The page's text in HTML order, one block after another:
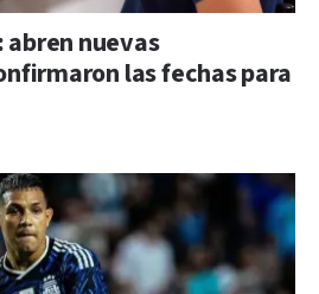
abren nuevas
las fechas para